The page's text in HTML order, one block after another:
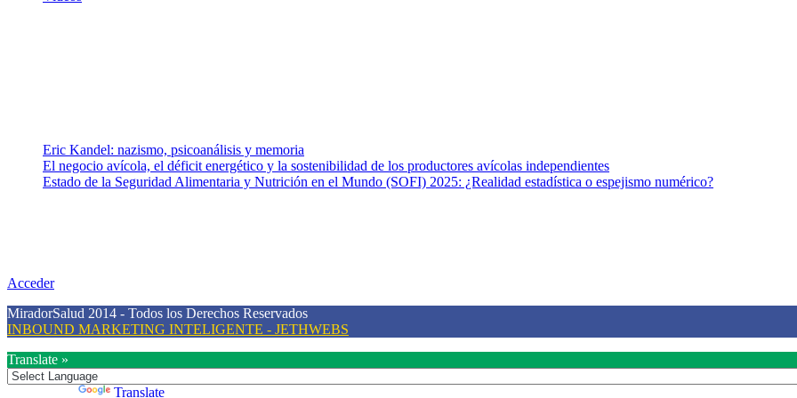
Eric Kandel: nazismo, psicoanálisis y memoria
El negocio avícola, el déficit energético y la sostenibilidad de los productores avícolas independientes
Estado de la Seguridad Alimentaria y Nutrición en el Mundo (SOFI) 2025: ¿Realidad estadística o espejismo numérico?
Acceder
MiradorSalud 2014 - Todos los Derechos Reservados
INBOUND MARKETING INTELIGENTE - JETHWEBS
Translate »
Translate